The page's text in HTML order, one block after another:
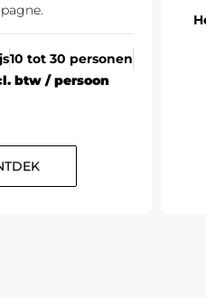
10 tot 30 personen
btw / persoon